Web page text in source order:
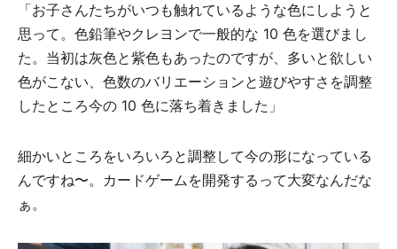
「お⼦さんたちがいつも触れているような⾊にしようと
思って。⾊鉛筆やクレヨンで⼀般的な 10 ⾊を選びまし
た。当初は灰⾊と紫⾊もあったのですが、多いと欲しい
⾊がこない、⾊数のバリエーションと遊びやすさを調整
したところ今の 10 ⾊に落ち着きました」
細かいところをいろいろと調整して今の形になっている
んですね〜。カードゲームを開発するって⼤変なんだな
ぁ。